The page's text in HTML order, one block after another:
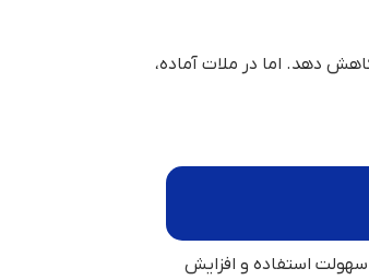
دهد. اما در ملات آماده،
استفاده و افزایش